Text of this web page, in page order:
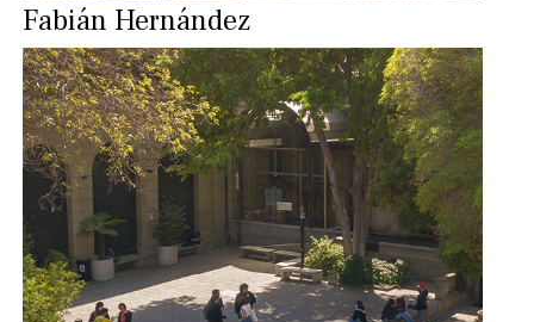
Fabián Hernández